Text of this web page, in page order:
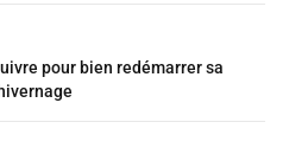
pour bien redémarrer sa